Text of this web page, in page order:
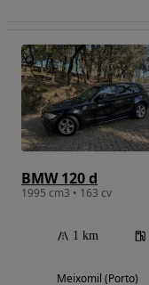
BMW 120 d
1995 cm3 • 163 cv
1 km
Meixomil (Porto)